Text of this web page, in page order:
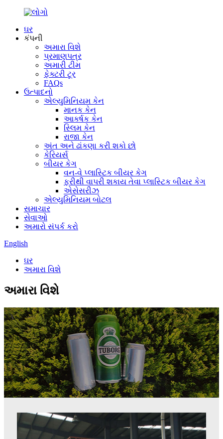
ઘર
કંપની
અમારા વિશે
પ્રમાણપત્ર
અમારી ટીમ
ફેક્ટરી ટૂર
FAQs
ઉત્પાદનો
એલ્યુમિનિયમ કેન
માનક કેન
આકર્ષક કેન
સ્લિમ કેન
રાજા કેન
અંત અને ઢાંકણા કરી શકો છો
કેરિયર્સ
બીયર કેગ
વન-વે પ્લાસ્ટિક બીયર કેગ
ફરીથી વાપરી શકાય તેવા પ્લાસ્ટિક બીયર કેગ
એસેસરીઝ
એલ્યુમિનિયમ બોટલ
સમાચાર
સેવાઓ
અમારો સંપર્ક કરો
English
ઘર
અમારા વિશે
અમારા વિશે